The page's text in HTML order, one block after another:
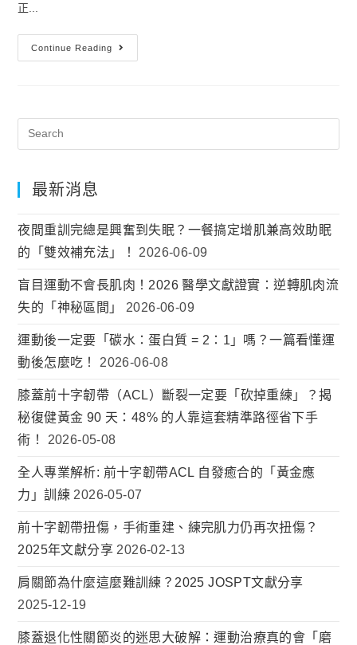
正...
Continue Reading
最新消息
夜間重訓完總是興奮到失眠？一餐搞定增肌兼高效助眠
的「雙效補充法」！
2026-06-09
盲目運動不會長肌肉！2026 醫學文獻證實：逆轉肌肉流
失的「神秘區間」
2026-06-09
運動後一定要「碳水：蛋白質 = 2：1」嗎？一篇看懂運
動後怎麼吃！
2026-06-08
膝蓋前十字韌帶（ACL）斷裂一定要「砍掉重練」？揭
秘復健黃金 90 天：48% 的人靠這套精準路徑省下手
術！
2026-05-08
全人專業解析: 前十字韌帶ACL 自發癒合的「黃金應
力」訓練 2026-05-07
前十字韌帶扭傷，手術重建、練完肌力仍再次扭傷？
2025年文獻分享 2026-02-13
肩關節為什麼這麼難訓練？2025 JOSPT文獻分享
2025-12-19
膝蓋退化性關節炎的迷思大破解：運動治療真的會「磨